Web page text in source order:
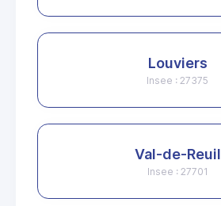
Louviers
Insee : 27375
Val-de-Reuil
Insee : 27701